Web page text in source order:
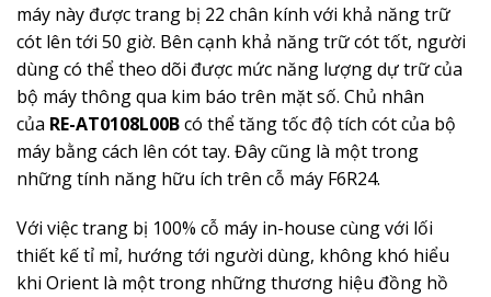
máy này được trang bị 22 chân kính với khả năng trữ
cót lên tới 50 giờ. Bên cạnh khả năng trữ cót tốt, người
dùng có thể theo dõi được mức năng lượng dự trữ của
bộ máy thông qua kim báo trên mặt số. Chủ nhân
của RE-AT0108L00Bcó thể tăng tốc độ tích cót của bộ
máy bằng cách lên cót tay. Đây cũng là một trong
những tính năng hữu ích trên cỗ máy F6R24.
Với việc trang bị 100% cỗ máy in-house cùng với lối
thiết kế tỉ mỉ, hướng tới người dùng, không khó hiểu
khi Orient là một trong những thương hiệu đồng hồ